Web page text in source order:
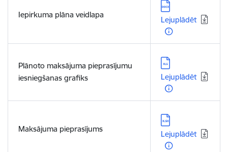
Iepirkuma plāna veidlapa
Lejupielādēt:
Lejuplādēt
Plānoto maksājuma pieprasījumu
iesniegšanas grafiks
Lejupielādēt:
Lejuplādēt
Maksājuma pieprasījums
Lejupielādēt:
Lejuplādēt